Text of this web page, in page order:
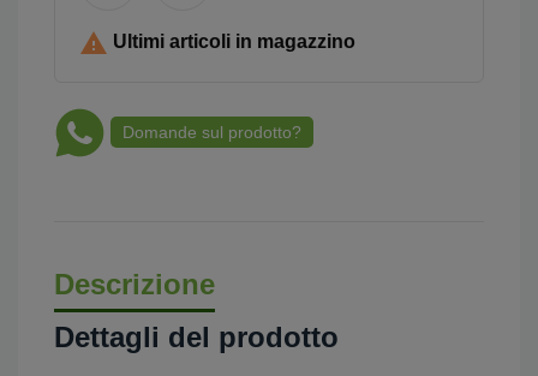
 Ultimi articoli in magazzino
Domande sul prodotto?
Descrizione
Dettagli del prodotto